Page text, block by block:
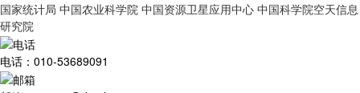
国家统计局 中国农业科学院 中国资源卫星应用中心 中国科学院空天信息
研究院
电话：010-53689091